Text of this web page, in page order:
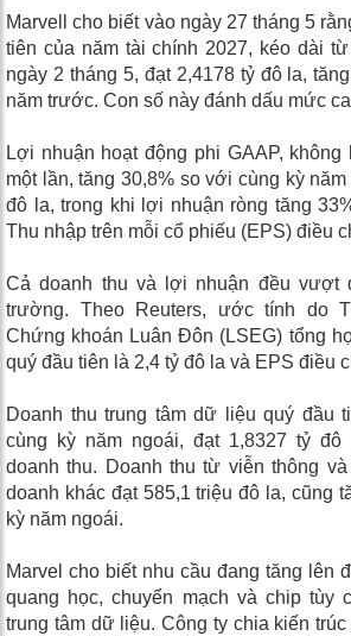
Marvell cho biết vào ngày 27 tháng 5
tiên của năm tài chính 2027, kéo dài
ngày 2 tháng 5, đạt 2,4178 tỷ đô la,
năm trước. Con số này đánh dấu mức
Lợi nhuận hoạt động phi GAAP,
một lần, tăng 30,8% so với cùng kỳ
đô la, trong khi lợi nhuận ròng tăng
Thu nhập trên mỗi cổ phiếu (EPS) điều
Cả doanh thu và lợi nhuận đều vượt
trường. Theo Reuters, ước tính do
Chứng khoán Luân Đôn (LSEG) tổng
quý đầu tiên là 2,4 tỷ đô la và EPS điều
Doanh thu trung tâm dữ liệu quý đầu
cùng kỳ năm ngoái, đạt 1,8327 tỷ đô
doanh thu. Doanh thu từ viễn thông
doanh khác đạt 585,1 triệu đô la, cũng
kỳ năm ngoái.
Marvel cho biết nhu cầu đang tăng lên
quang học, chuyển mạch và chip tùy
trung tâm dữ liệu. Công ty chia kiến